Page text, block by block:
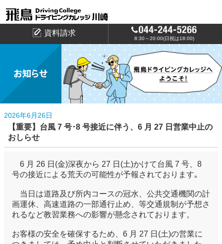
資料請求
8:30～20:00(日祝は18:00)
2026年6月26日
【重要】台風 7 号･8 号接近に伴う、6 月 27 日営業中止の
おしらせ
6 月 26 日(金)深夜から 27 日(土)かけて台風 7 号、8
号の接近による荒天の可能性が予報されております｡
当日は道路及び所内コースの冠水、公共交通機関の計
画運休、高速道路の一部通行止め、等交通規制が予想さ
れるなど教習業務への影響が懸念されております。
お客様の安全を確保するため、6 月 27 日(土)の営業に